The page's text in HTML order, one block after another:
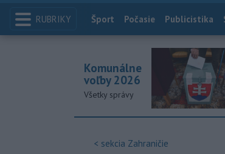
RUBRIKY Index
Šport Počasie Publicistika
Komunálne
voľby 2026
Všetky správy
< sekcia Zahraničie